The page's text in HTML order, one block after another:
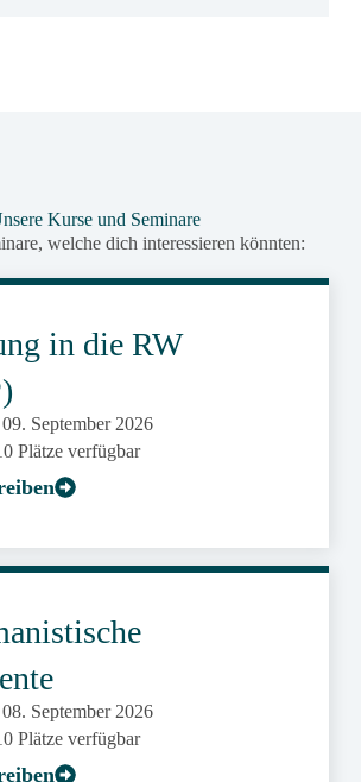
Kurse und Seminare
welche dich interessieren könnten:
in die RW
September 2026
Plätze verfügbar
September 2026
Plätze verfügbar